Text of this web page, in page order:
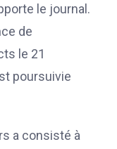
le journal.
de
le 21
poursuivie
a consisté à